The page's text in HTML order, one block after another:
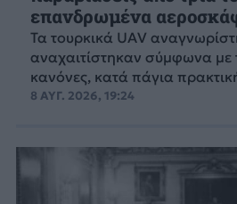
επανδρωμένα
Τα τουρκικά UAV
αναχαιτίστηκαν σύμφωνα με
κανόνες, κατά πάγια
8 ΑΥΓ. 2026, 19:24